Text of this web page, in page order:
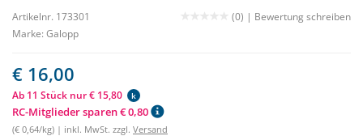
Artikelnr. 173301 (0) | Bewertung schreiben
Marke: Galopp
€ 16,00
Ab 11 Stück nur € 15,80 k
RC-Mitglieder sparen € 0,80
(€ 0,64/kg) | inkl. MwSt. zzgl. Versand